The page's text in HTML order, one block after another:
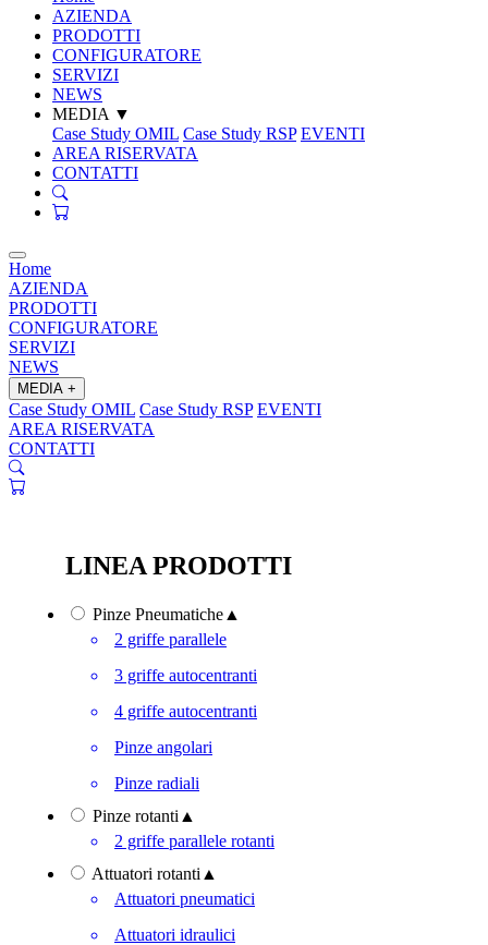
AZIENDA
PRODOTTI
CONFIGURATORE
SERVIZI
NEWS
MEDIA ▼
Case Study OMIL Case Study RSP EVENTI
AREA RISERVATA
CONTATTI
Home
AZIENDA
PRODOTTI
CONFIGURATORE
SERVIZI
NEWS
MEDIA +
Case Study OMIL Case Study RSP EVENTI
AREA RISERVATA
CONTATTI
LINEA PRODOTTI
Pinze Pneumatiche ▲
2 griffe parallele
3 griffe autocentranti
4 griffe autocentranti
Pinze angolari
Pinze radiali
Pinze rotanti ▲
2 griffe parallele rotanti
Attuatori rotanti ▲
Attuatori pneumatici
Attuatori idraulici